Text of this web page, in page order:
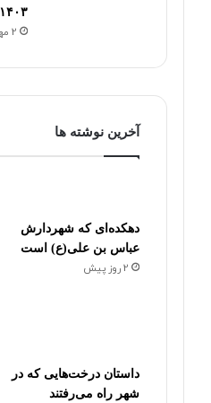
۱۴۰۳
2 مهر 1403
آخرین نوشته ها
دهکده‌ای که شهردارش
عباس بن علی(ع) است
2 روز پیش
داستان درخت‌هایی که در
شهر راه می‌رفتند